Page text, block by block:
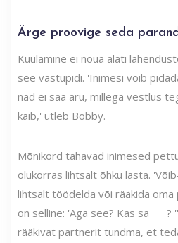
Ärge proovige seda
Kuulamine ei nõua alati
see vastupidi. 'Inimesi võib
nad ei saa aru, millega vestlus
käib,' ütleb Bobby.
Mõnikord tahavad inimesed
olukorras lihtsalt õhku lasta.
lihtsalt töödelda või rääkida
on selline: 'Aga see? Kas sa ___?
rääkivat partnerit tundma, et